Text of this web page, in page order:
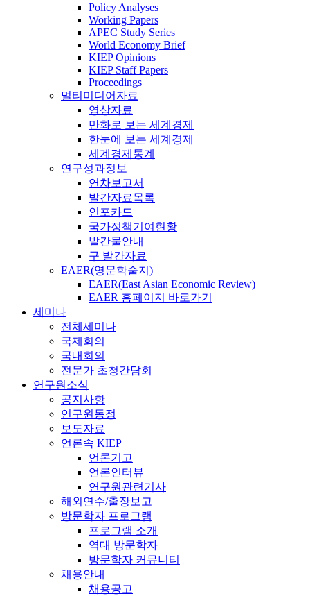
Policy Analyses
Working Papers
APEC Study Series
World Economy Brief
KIEP Opinions
KIEP Staff Papers
Proceedings
멀티미디어자료
영상자료
만화로 보는 세계경제
한눈에 보는 세계경제
세계경제통계
연구성과정보
연차보고서
발간자료목록
인포카드
국가정책기여현황
발간물안내
구 발간자료
EAER(영문학술지)
EAER(East Asian Economic Review)
EAER 홈페이지 바로가기
세미나
전체세미나
국제회의
국내회의
전문가 초청간담회
연구원소식
공지사항
연구원동정
보도자료
언론속 KIEP
언론기고
언론인터뷰
연구원관련기사
해외연수/출장보고
방문학자 프로그램
프로그램 소개
역대 방문학자
방문학자 커뮤니티
채용안내
채용공고